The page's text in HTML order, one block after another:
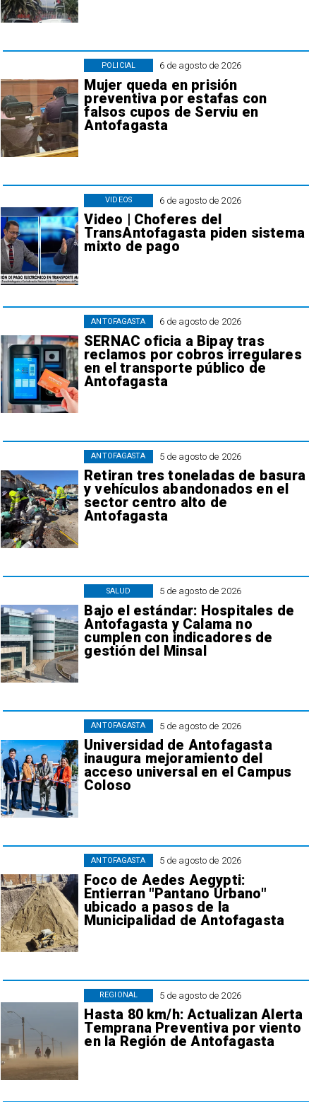
6 de agosto de 2026
Mujer queda en prisión
preventiva por estafas con
falsos cupos de Serviu en
Antofagasta
POLICIAL
6 de agosto de 2026
Video | Choferes del
TransAntofagasta piden sistema
mixto de pago
VIDEOS
6 de agosto de 2026
SERNAC oficia a Bipay tras
reclamos por cobros irregulares
en el transporte público de
Antofagasta
ANTOFAGASTA
5 de agosto de 2026
Retiran tres toneladas de basura
y vehículos abandonados en el
sector centro alto de
Antofagasta
ANTOFAGASTA
5 de agosto de 2026
Bajo el estándar: Hospitales de
Antofagasta y Calama no
cumplen con indicadores de
gestión del Minsal
SALUD
5 de agosto de 2026
Universidad de Antofagasta
inaugura mejoramiento del
acceso universal en el Campus
Coloso
ANTOFAGASTA
5 de agosto de 2026
Foco de Aedes Aegypti:
Entierran "Pantano Urbano"
ubicado a pasos de la
Municipalidad de Antofagasta
ANTOFAGASTA
5 de agosto de 2026
Hasta 80 km/h: Actualizan Alerta
Temprana Preventiva por viento
en la Región de Antofagasta
REGIONAL